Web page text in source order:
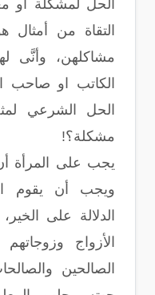
الحل لمشكلة أو
التقاة من أمثال
مشاكلهن، وأنَّى
الكاتب او صاحب
الحل الشرعي
مشكلة؟!
يجب على المرأة
ويجب أن يقوم
الدلالة على
الأزواج
الصالحين